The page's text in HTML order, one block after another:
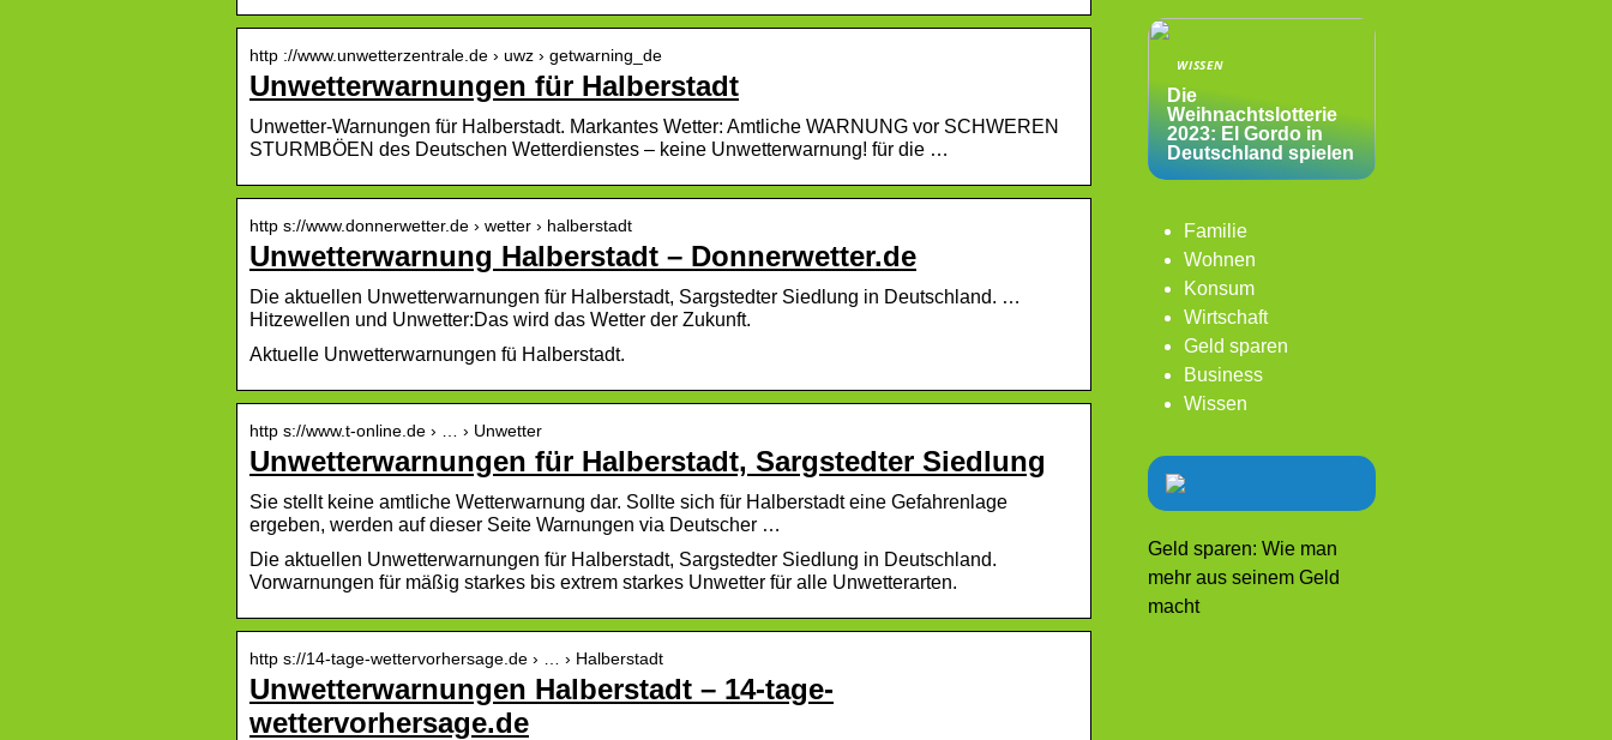
http ://www.unwetterzentrale.de › uwz › getwarning_de
Unwetterwarnungen für Halberstadt
Unwetter-Warnungen für Halberstadt. Markantes Wetter: Amtliche WARNUNG vor SCHWEREN
STURMBÖEN des Deutschen Wetterdienstes – keine Unwetterwarnung! für die …
http s://www.donnerwetter.de › wetter › halberstadt
Unwetterwarnung Halberstadt – Donnerwetter.de
Die aktuellen Unwetterwarnungen für Halberstadt, Sargstedter Siedlung in Deutschland. …
Hitzewellen und Unwetter:Das wird das Wetter der Zukunft.
Aktuelle Unwetterwarnungen fü Halberstadt.
http s://www.t-online.de › … › Unwetter
Unwetterwarnungen für Halberstadt, Sargstedter Siedlung
Sie stellt keine amtliche Wetterwarnung dar. Sollte sich für Halberstadt eine Gefahrenlage
ergeben, werden auf dieser Seite Warnungen via Deutscher …
Die aktuellen Unwetterwarnungen für Halberstadt, Sargstedter Siedlung in Deutschland.
Vorwarnungen für mäßig starkes bis extrem starkes Unwetter für alle Unwetterarten.
http s://14-tage-wettervorhersage.de › … › Halberstadt
Unwetterwarnungen Halberstadt – 14-tage-
wettervorhersage.de
WISSEN
Die
Weihnachtslotterie
2023: El Gordo in
Deutschland spielen
Familie
Wohnen
Konsum
Wirtschaft
Geld sparen
Business
Wissen
Geld sparen: Wie man
mehr aus seinem Geld
macht